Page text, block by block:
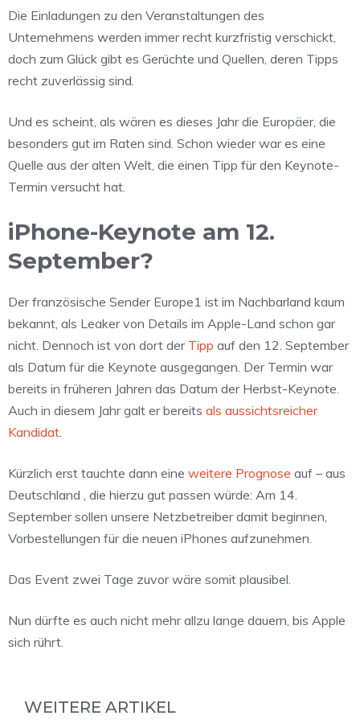
Die Einladungen zu den Veranstaltungen des
Unternehmens werden immer recht kurzfristig verschickt,
doch zum Glück gibt es Gerüchte und Quellen, deren Tipps
recht zuverlässig sind.
Und es scheint, als wären es dieses Jahr die Europäer, die
besonders gut im Raten sind. Schon wieder war es eine
Quelle aus der alten Welt, die einen Tipp für den Keynote-
Termin versucht hat.
iPhone-Keynote am 12.
September?
Der französische Sender Europe1 ist im Nachbarland kaum
bekannt, als Leaker von Details im Apple-Land schon gar
nicht. Dennoch ist von dort der Tipp auf den 12. September
als Datum für die Keynote ausgegangen. Der Termin war
bereits in früheren Jahren das Datum der Herbst-Keynote.
Auch in diesem Jahr galt er bereits als aussichtsreicher
Kandidat.
Kürzlich erst tauchte dann eine weitere Prognose auf – aus
Deutschland , die hierzu gut passen würde: Am 14.
September sollen unsere Netzbetreiber damit beginnen,
Vorbestellungen für die neuen iPhones aufzunehmen.
Das Event zwei Tage zuvor wäre somit plausibel.
Nun dürfte es auch nicht mehr allzu lange dauern, bis Apple
sich rührt.
WEITERE ARTIKEL